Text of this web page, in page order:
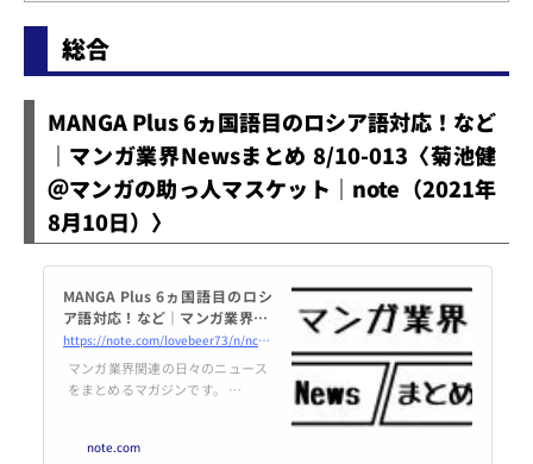
総合
MANGA Plus 6ヵ国語目のロシア語対応！など
｜マンガ業界Newsまとめ 8/10-013〈菊池健
＠マンガの助っ人マスケット｜note（2021年
8月10日）〉
MANGA Plus 6ヵ国語目のロシ
ア語対応！など｜マンガ業界Ne
wsまとめ 8/10-013｜菊池健
https://note.com/lovebeer73/n/nc1137e67ba4e
マンガ業界関連の日々のニュース
をまとめるマガジンです。 ―――
開始したと担当者の集英社ジャン
note.com